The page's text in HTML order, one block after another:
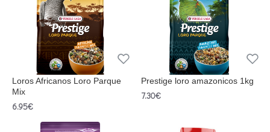
Loros Africanos Loro Parque
Mix
6.95€
Prestige loro amazonicos 1kg
7.30€